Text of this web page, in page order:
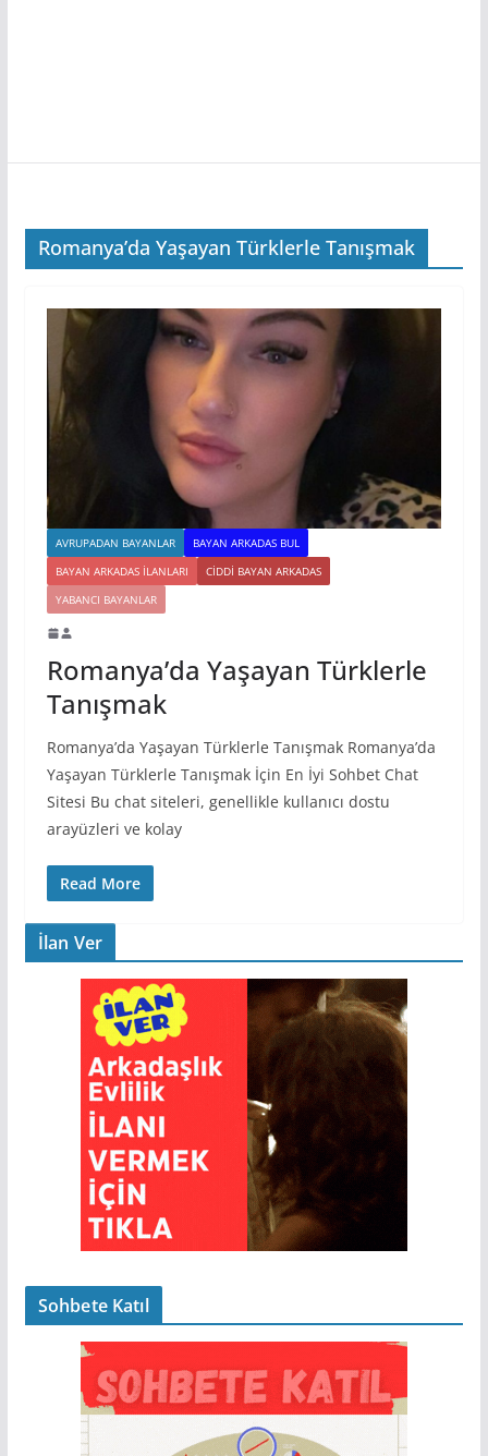
Romanya’da Yaşayan Türklerle Tanışmak
AVRUPADAN BAYANLAR
BAYAN ARKADAS BUL
BAYAN ARKADAS ILANLARI
CIDDI BAYAN ARKADAS
YABANCI BAYANLAR
Romanya’da Yaşayan Türklerle
Tanışmak
Romanya’da Yaşayan Türklerle Tanışmak Romanya’da
Yaşayan Türklerle Tanışmak İçin En İyi Sohbet Chat
Sitesi Bu chat siteleri, genellikle kullanıcı dostu
arayüzleri ve kolay
Read More
İlan Ver
Sohbete Katıl